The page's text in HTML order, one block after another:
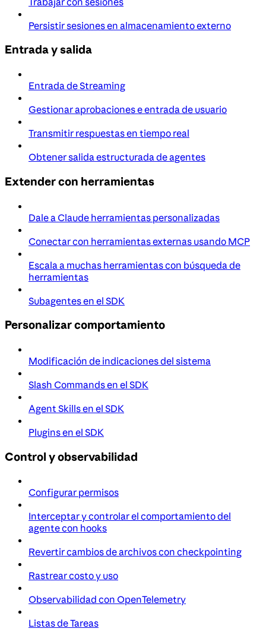
Persistir sesiones en almacenamiento externo
Entrada y salida
Entrada de Streaming
Gestionar aprobaciones e entrada de usuario
Transmitir respuestas en tiempo real
Obtener salida estructurada de agentes
Extender con herramientas
Dale a Claude herramientas personalizadas
Conectar con herramientas externas usando MCP
Escala a muchas herramientas con búsqueda de
herramientas
Subagentes en el SDK
Personalizar comportamiento
Modificación de indicaciones del sistema
Slash Commands en el SDK
Agent Skills en el SDK
Plugins en el SDK
Control y observabilidad
Configurar permisos
Interceptar y controlar el comportamiento del
agente con hooks
Revertir cambios de archivos con checkpointing
Rastrear costo y uso
Observabilidad con OpenTelemetry
Listas de Tareas